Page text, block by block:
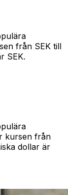
från SEK till
SEK.
kursen från
dollar är